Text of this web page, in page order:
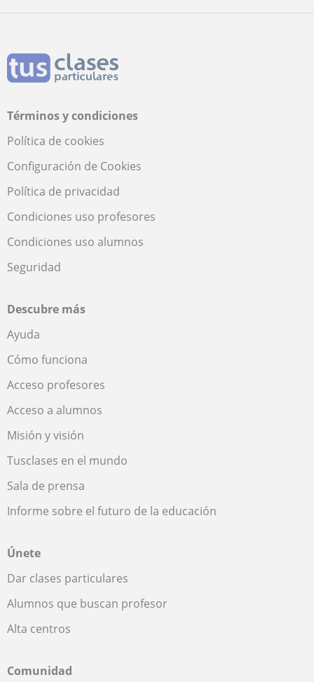
Términos y condiciones
Política de cookies
Configuración de Cookies
Política de privacidad
Condiciones uso profesores
Condiciones uso alumnos
Seguridad
Descubre más
Ayuda
Cómo funciona
Acceso profesores
Acceso a alumnos
Misión y visión
Tusclases en el mundo
Sala de prensa
Informe sobre el futuro de la educación
Únete
Dar clases particulares
Alumnos que buscan profesor
Alta centros
Comunidad